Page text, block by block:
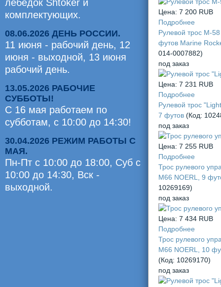
лебедок Shtoker и
комплектующих.
08.06.2026 ДЕНЬ РОССИИ.
11 июня - рабочий день, 12
июня - выходной, 13 июня
рабочий день.
13.05.2026 РАБОЧИЕ
СУББОТЫ!
С 16 мая работаем по
субботам, с 10:00 до 14:30!
30.04.2026 РЕЖИМ РАБОТЫ С
МАЯ.
Пн-Пт с 10:00 до 18:00, Суб c
10:00 до 14:30, Вск -
выходной.
Цена: 7 200 RUB
Подробнее
Рулевой трос М-58
футов Marine
014-0007882)
под заказ
Цена: 7 231 RUB
Подробнее
Рулевой трос
7 футов (Код:
под заказ
Цена: 7 255 RUB
Подробнее
Трос рулевого
М66 NOERL, 9
10269169)
под заказ
Цена: 7 434 RUB
Подробнее
Трос рулевого
М66 NOERL, 10
(Код: 10269170)
под заказ